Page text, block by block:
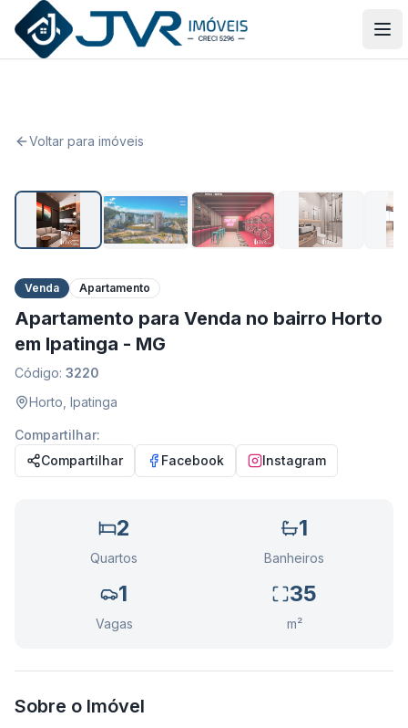
JVR Imóveis
Voltar para imóveis
Venda Apartamento
Apartamento para Venda no bairro Horto
em Ipatinga - MG
Código: 3220
Horto Ipatinga
Compartilhar:
Compartilhar
Facebook Instagram
2
Quartos
1
Banheiros
1
Vagas
35
m²
Sobre o Imóvel